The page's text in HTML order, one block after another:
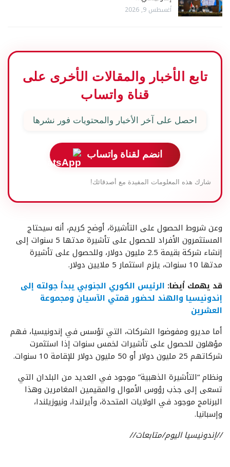
أغسطس 9, 2026
تابع الأخبار والمقالات الأخرى على
قناة واتساب
احصل على آخر الأخبار والمحتويات فور نشرها
انضم لقناة واتساب
شارك هذه المعلومات المفيدة مع أصدقائك!
وعن شروط الحصول على التأشيرة، أوضح كريم، أنه سيحتاج
المستثمرون الأفراد للحصول على تأشيرة مدتها 5 سنوات إلى
إنشاء شركة بقيمة 2.5 مليون دولار، وللحصول على تأشيرة
مدتها 10 سنوات، يلزم استثمار 5 ملايين دولار.
قد يهمك أيضا: الرئيس الكوري الجنوبي يبدأ جولته إلى
إندونيسيا والهند لحضور قمتي الآسيان ومجموعة
العشرين
أما مديرو ومفوضوا الشركات، التي تؤسس في إندونيسيا، فهم
مؤهلون للحصول على تأشيرات لخمس سنوات إذا استثمرت
شركاتهم 25 مليون دولار أو 50 مليون دولار للإقامة 10 سنوات.
ونظام “التأشيرة الذهبية” موجود في العديد من البلدان التي
تسعى إلى جذب رؤوس الأموال والمقيمين المغامرين وهذا
البرنامج موجود في الولايات المتحدة، وأيرلندا، ونيوزيلندا،
وإسبانيا.
//إندونيسيا اليوم/متابعات//